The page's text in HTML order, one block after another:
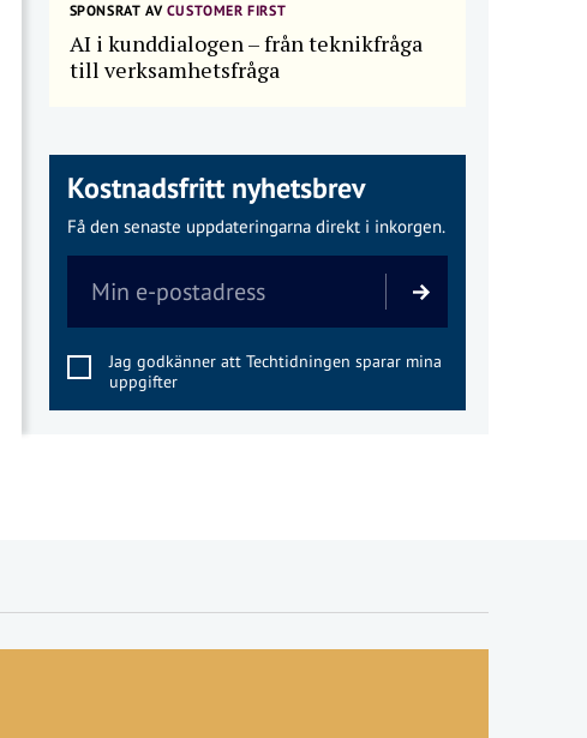
SPONSRAT AVCUSTOMER FIRST
AI i kunddialogen – från teknikfråga
till verksamhetsfråga
Kostnadsfritt nyhetsbrev
Få den senaste uppdateringarna direkt i inkorgen.
Jag godkänner att Techtidningen sparar mina
uppgifter